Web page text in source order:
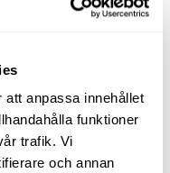
att anpassa innehållet
funktioner
trafik. Vi
och annan